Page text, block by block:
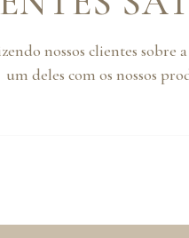
nossos clientes
um deles com os nossos